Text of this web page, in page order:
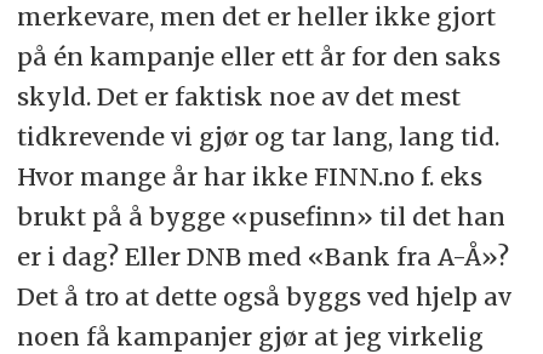
merkevare, men det er heller ikke gjort
på én kampanje eller ett år for den saks
skyld. Det er faktisk noe av det mest
tidkrevende vi gjør og tar lang, lang tid.
Hvor mange år har ikke FINN.no f. eks
brukt på å bygge «pusefinn» til det han
er i dag? Eller DNB med «Bank fra A-Å»?
Det å tro at dette også byggs ved hjelp av
noen få kampanjer gjør at jeg virkelig